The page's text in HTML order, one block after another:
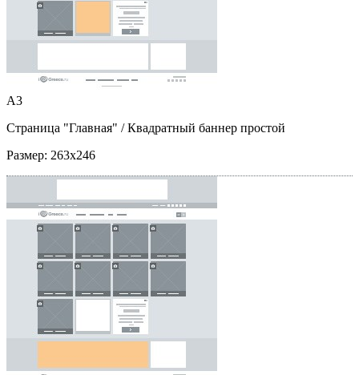
A3
Страница "Главная" / Квадратный баннер простой
Размер: 263x246